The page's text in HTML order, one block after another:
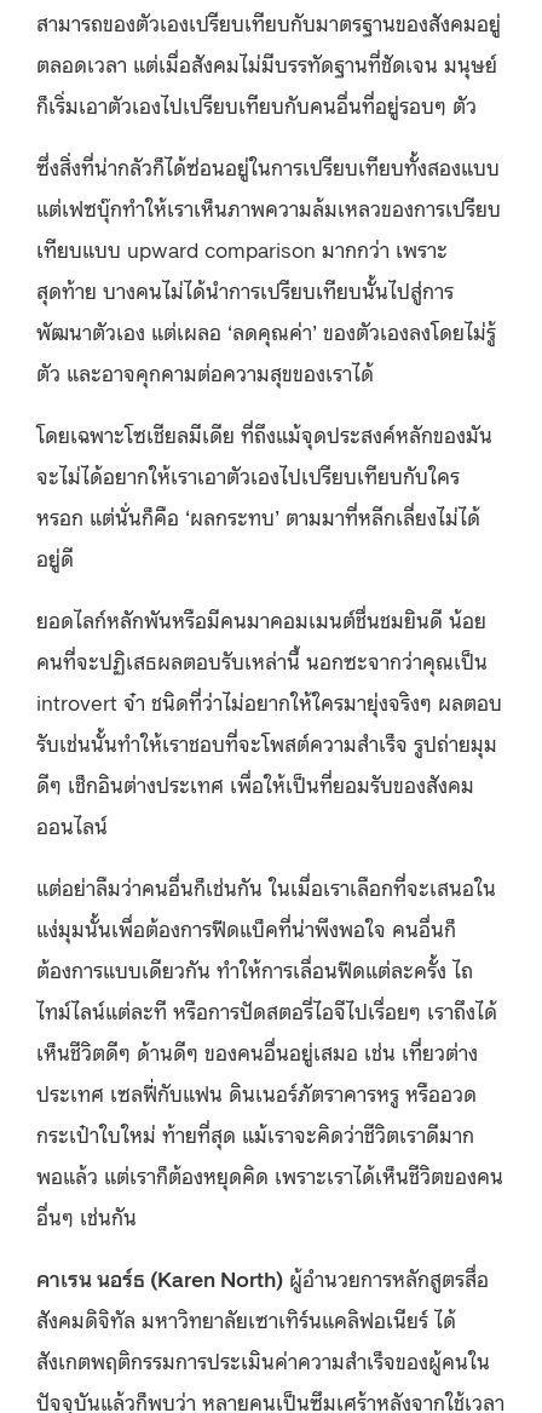
สามารถของตัวเองเปรียบเทียบกับมาตรฐานของสังคมอยู่
ตลอดเวลา แต่เมื่อสังคมไม่มีบรรทัดฐานที่ชัดเจน มนุษย์
ก็เริ่มเอาตัวเองไปเปรียบเทียบกับคนอื่นที่อยู่รอบๆ ตัว
ซึ่งสิ่งที่น่ากลัวก็ได้ซ่อนอยู่ในการเปรียบเทียบทั้งสองแบบ
แต่เฟซบุ๊กทำให้เราเห็นภาพความล้มเหลวของการเปรียบ
เทียบแบบ upward comparison มากกว่า เพราะ
สุดท้าย บางคนไม่ได้นำการเปรียบเทียบนั้นไปสู่การ
พัฒนาตัวเอง แต่เผลอ ‘ลดคุณค่า’ ของตัวเองลงโดยไม่รู้
ตัว และอาจคุกคามต่อความสุขของเราได้
โดยเฉพาะโซเชียลมีเดีย ที่ถึงแม้จุดประสงค์หลักของมัน
จะไม่ได้อยากให้เราเอาตัวเองไปเปรียบเทียบกับใคร
หรอก แต่นั่นก็คือ ‘ผลกระทบ’ ตามมาที่หลีกเลี่ยงไม่ได้
อยู่ดี
ยอดไลก์หลักพันหรือมีคนมาคอมเมนต์ชื่นชมยินดี น้อย
คนที่จะปฏิเสธผลตอบรับเหล่านี้ นอกซะจากว่าคุณเป็น
introvert จ๋า ชนิดที่ว่าไม่อยากให้ใครมายุ่งจริงๆ ผลตอบ
รับเช่นนั้นทำให้เราชอบที่จะโพสต์ความสำเร็จ รูปถ่ายมุม
ดีๆ เช็กอินต่างประเทศ เพื่อให้เป็นที่ยอมรับของสังคม
ออนไลน์
แต่อย่าลืมว่าคนอื่นก็เช่นกัน ในเมื่อเราเลือกที่จะเสนอใน
แง่มุมนั้นเพื่อต้องการฟีดแบ็คที่น่าพึงพอใจ คนอื่นก็
ต้องการแบบเดียวกัน ทำให้การเลื่อนฟีดแต่ละครั้ง ไถ
ไทม์ไลน์แต่ละที หรือการปัดสตอรี่ไอจีไปเรื่อยๆ เราถึงได้
เห็นชีวิตดีๆ ด้านดีๆ ของคนอื่นอยู่เสมอ เช่น เที่ยวต่าง
ประเทศ เซลฟี่กับแฟน ดินเนอร์ภัตราคารหรู หรืออวด
กระเป๋าใบใหม่ ท้ายที่สุด แม้เราจะคิดว่าชีวิตเราดีมาก
พอแล้ว แต่เราก็ต้องหยุดคิด เพราะเราได้เห็นชีวิตของคน
อื่นๆ เช่นกัน
คาเรน นอร์ธ (Karen North) ผู้อำนวยการหลักสูตรสื่อ
สังคมดิจิทัล มหาวิทยาลัยเซาเทิร์นแคลิฟอเนียร์ ได้
สังเกตพฤติกรรมการประเมินค่าความสำเร็จของผู้คนใน
ปัจจุบันแล้วก็พบว่า หลายคนเป็นซึมเศร้าหลังจากใช้เวลา